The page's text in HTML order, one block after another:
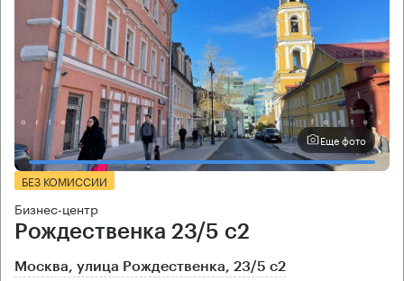
Еще фото
БЕЗ КОМИССИИ
Бизнес-центр
Рождественка 23/5 с2
Москва, улица Рождественка, 23/5 с2